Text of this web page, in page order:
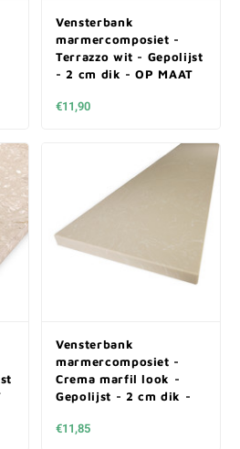
Vensterbank
marmercomposiet -
Terrazzo wit - Gepolijst
- 2 cm dik - OP MAAT
€11,90
Vensterbank
marmercomposiet -
Crema marfil look -
Gepolijst - 2 cm dik -
€11,85